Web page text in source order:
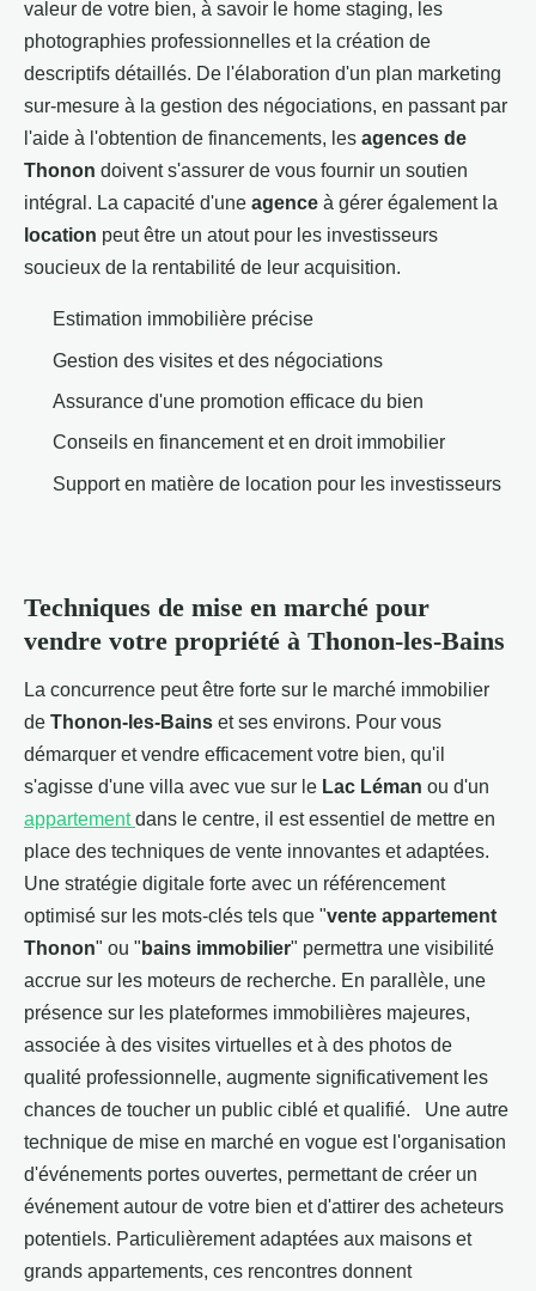
valeur de votre bien, à savoir le home staging, les
photographies professionnelles et la création de
descriptifs détaillés. De l'élaboration d'un plan marketing
sur-mesure à la gestion des négociations, en passant par
l'aide à l'obtention de financements, les agences de
Thonon doivent s'assurer de vous fournir un soutien
intégral. La capacité d'une agence à gérer également la
location peut être un atout pour les investisseurs
soucieux de la rentabilité de leur acquisition.
Estimation immobilière précise
Gestion des visites et des négociations
Assurance d'une promotion efficace du bien
Conseils en financement et en droit immobilier
Support en matière de location pour les investisseurs
Techniques de mise en marché pour
vendre votre propriété à Thonon-les-Bains
La concurrence peut être forte sur le marché immobilier
de Thonon-les-Bains et ses environs. Pour vous
démarquer et vendre efficacement votre bien, qu'il
s'agisse d'une villa avec vue sur le Lac Léman ou d'un
appartementdans le centre, il est essentiel de mettre en
place des techniques de vente innovantes et adaptées.
Une stratégie digitale forte avec un référencement
optimisé sur les mots-clés tels que "vente appartement
Thonon" ou " bains immobilier" permettra une visibilité
accrue sur les moteurs de recherche. En parallèle, une
présence sur les plateformes immobilières majeures,
associée à des visites virtuelles et à des photos de
qualité professionnelle, augmente significativement les
chances de toucher un public ciblé et qualifié. Une autre
technique de mise en marché en vogue est l'organisation
d'événements portes ouvertes, permettant de créer un
événement autour de votre bien et d'attirer des acheteurs
potentiels. Particulièrement adaptées aux maisons et
grands appartements, ces rencontres donnent